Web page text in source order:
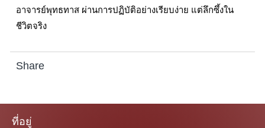
อาจารย์พุทธทาส ผ่านการปฏิบัติอย่างเรียบง่าย แต่ลึกซึ้งใน
ชีวิตจริง
Share
ที่อยู่